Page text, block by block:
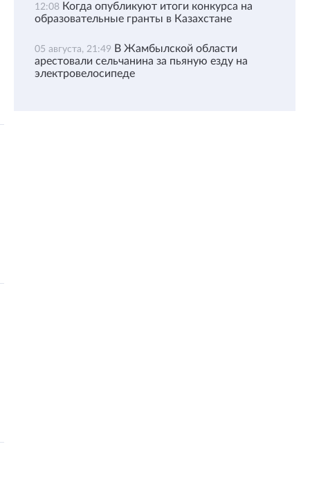
12:08 Когда опубликуют итоги конкурса на
образовательные гранты в Казахстане
05 августа, 21:49 В Жамбылской области
арестовали сельчанина за пьяную езду на
электровелосипеде